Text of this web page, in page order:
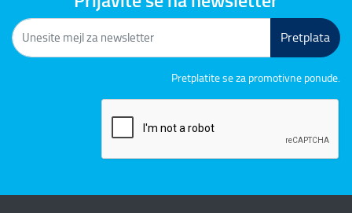
Pretplata
Pretplatite se za promotivne ponude.